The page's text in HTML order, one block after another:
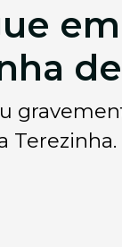
Terezinha.